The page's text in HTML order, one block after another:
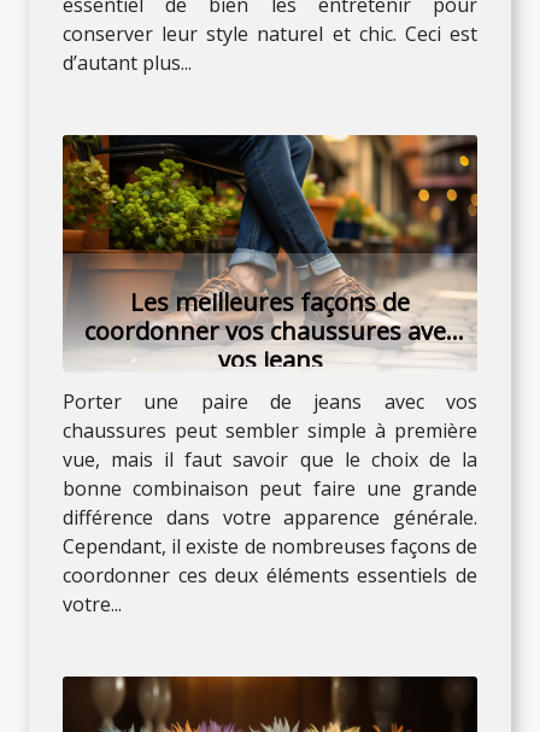
conserver leur style naturel et chic. Ceci est
d’autant plus...
Les meilleures façons de
coordonner vos chaussures avec
vos jeans
Porter une paire de jeans avec vos
chaussures peut sembler simple à première
vue, mais il faut savoir que le choix de la
bonne combinaison peut faire une grande
différence dans votre apparence générale.
Cependant, il existe de nombreuses façons de
coordonner ces deux éléments essentiels de
votre...